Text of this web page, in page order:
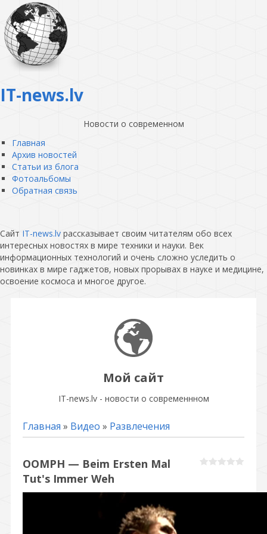
IT-news.lv
Новости о современном
Главная
Архив новостей
Статьи из блога
Фотоальбомы
Обратная связь
Сайт IT-news.lv рассказывает своим читателям обо всех
интересных новостях в мире техники и науки. Век
информационных технологий и очень сложно уследить о
новинках в мире гаджетов, новых прорывах в науке и медицине,
освоение космоса и многое другое.
Мой сайт
IT-news.lv - новости о современнном
Главная » Видео » Развлечения
OOMPH — Beim Ersten Mal
Tut's Immer Weh